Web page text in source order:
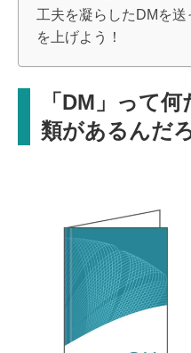
工夫を凝らしたDMを
を上げよう！
「DM」って
類があるんだ